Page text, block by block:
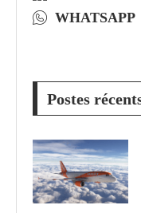
WHATSAPP
Postes